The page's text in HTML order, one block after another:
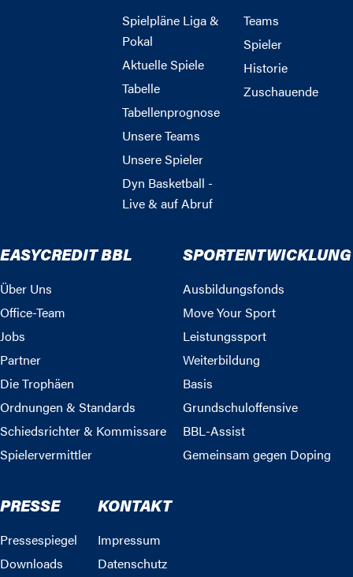
Spielpläne Liga &
Pokal
Aktuelle Spiele
Tabelle
Tabellenprognose
Unsere Teams
Unsere Spieler
Dyn Basketball -
Live & auf Abruf
Teams
Spieler
Historie
Zuschauende
EASYCREDIT BBL
Über Uns
Office-Team
Jobs
Partner
Die Trophäen
Ordnungen & Standards
Schiedsrichter & Kommissare
Spielervermittler
SPORTENTWICKLUNG
Ausbildungsfonds
Move Your Sport
Leistungssport
Weiterbildung
Basis
Grundschuloffensive
BBL-Assist
Gemeinsam gegen Doping
PRESSE
Pressespiegel
Downloads
KONTAKT
Impressum
Datenschutz